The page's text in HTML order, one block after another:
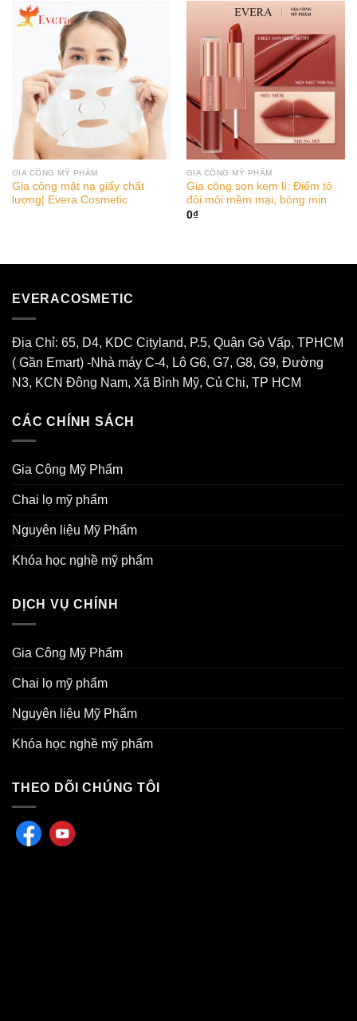
GIA CÔNG MỸ PHẨM
Gia công mặt nạ giấy chất
lượng| Evera Cosmetic
GIA CÔNG MỸ PHẨM
Gia công son kem lì: Điểm tô
đôi môi mềm mại, bóng mịn
0₫
EVERACOSMETIC
Địa Chỉ: 65, D4, KDC Cityland, P.5, Quận Gò Vấp, TPHCM
( Gần Emart) -Nhà máy C-4, Lô G6, G7, G8, G9, Đường
N3, KCN Đông Nam, Xã Bình Mỹ, Củ Chi, TP HCM
CÁC CHÍNH SÁCH
Gia Công Mỹ Phẩm
Chai lọ mỹ phẩm
Nguyên liệu Mỹ Phẩm
Khóa học nghề mỹ phẩm
DỊCH VỤ CHÍNH
Gia Công Mỹ Phẩm
Chai lọ mỹ phẩm
Nguyên liệu Mỹ Phẩm
Khóa học nghề mỹ phẩm
THEO DÕI CHÚNG TÔI